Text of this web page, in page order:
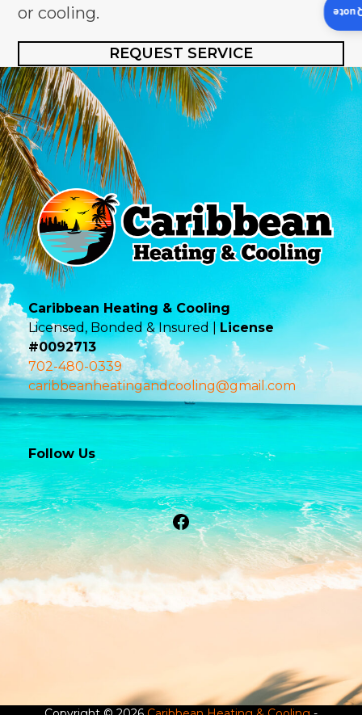
or cooling.
REQUEST SERVICE
Caribbean Heating & Cooling
Licensed, Bonded & Insured |License
#0092713
702-480-0339
caribbeanheatingandcooling@gmail.com
Follow Us
Facebook